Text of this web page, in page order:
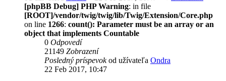
[phpBB Debug] PHP Warning: in file
[ROOT]/vendor/twig/twig/lib/Twig/Extension/Core.php
on line 1266: count(): Parameter must be an array or an
object that implements Countable
0 Odpovedí
21149 Zobrazení
Posledný príspevokod užívateľa Ondra
22 Feb 2017, 10:47